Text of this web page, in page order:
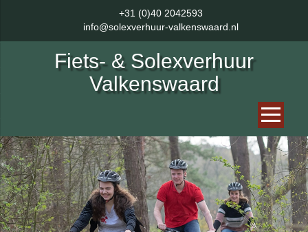
+31 (0)40 2042593
info@solexverhuur-valkenswaard.nl
Fiets- & Solexverhuur
Valkenswaard